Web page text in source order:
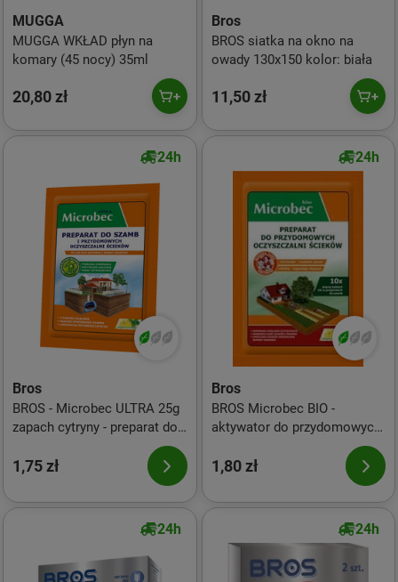
MUGGA
MUGGA WKŁAD płyn na
komary (45 nocy) 35ml
20,80 zł
Bros
BROS siatka na okno na
owady 130x150 kolor: biała
11,50 zł
24h
Bros
BROS - Microbec ULTRA 25g
zapach cytryny - preparat do
1,75 zł
24h
Bros
BROS Microbec BIO -
aktywator do przydomowych
oczyszczalni ścieków 35g
1,80 zł
24h 24h